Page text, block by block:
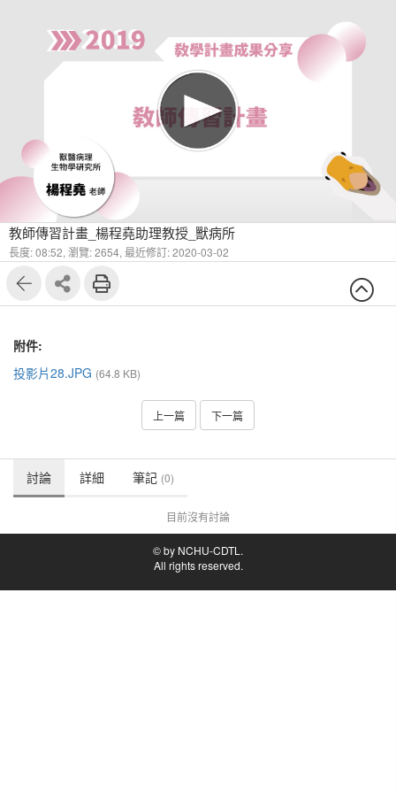
教師傳習計畫_楊程堯助理教授_獸病所
長度: 08:52, 瀏覽: 2654, 最近修訂: 2020-03-02
附件:
投影片28.JPG (64.8 KB)
上一篇 下一篇
討論 詳細 筆記 (0)
目前沒有討論
© by NCHU-CDTL.
All rights reserved.